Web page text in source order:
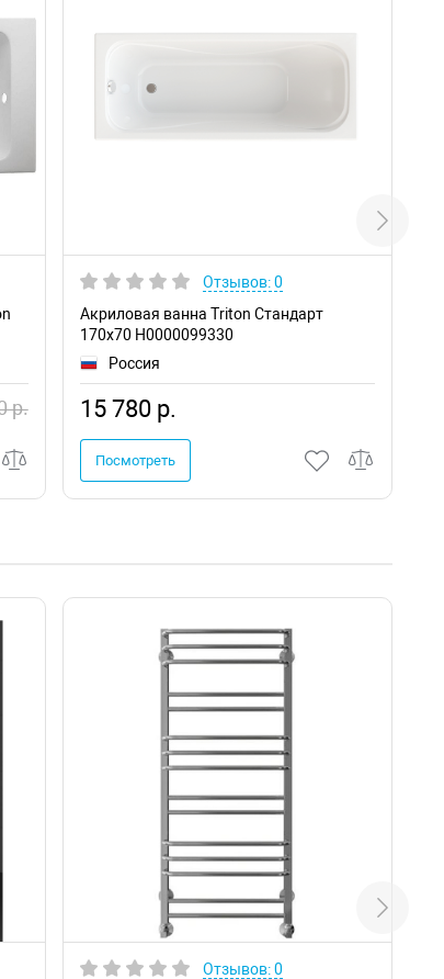
р.
Отзывов: 0
Акриловая ванна Triton Стандарт
170х70 Н0000099330
Россия
15 780 р.
Посмотреть
Отзывов: 0